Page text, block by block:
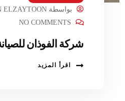
بواسطةELZAYTOON
NO COMMENTS
شركة الفوذان
اقرأ المزيد